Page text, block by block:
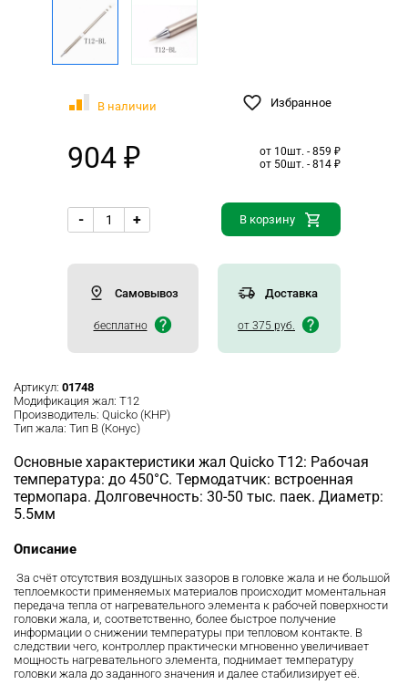
В наличии Избранное
904 ₽
от 10шт. - 859 ₽
от 50шт. - 814 ₽
- + В корзину
Самовывоз
бесплатно
Доставка
от 375 руб.
Артикул: 01748
Модификация жал: T12
Производитель: Quicko (КНР)
Тип жала: Тип B (Конус)
Основные характеристики жал Quicko T12: Рабочая
температура: до 450°C. Термодатчик: встроенная
термопара. Долговечность: 30-50 тыс. паек. Диаметр:
5.5мм
Описание
За счёт отсутствия воздушных зазоров в головке жала и не большой
теплоемкости применяемых материалов происходит моментальная
передача тепла от нагревательного элемента к рабочей поверхности
головки жала, и, соответственно, более быстрое получение
информации о снижении температуры при тепловом контакте. В
следствии чего, контроллер практически мгновенно увеличивает
мощность нагревательного элемента, поднимает температуру
головки жала до заданного значения и далее стабилизирует её.